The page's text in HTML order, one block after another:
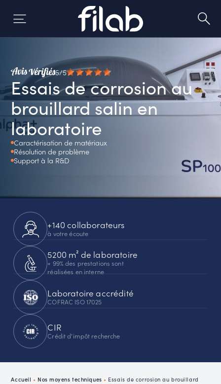
5/5
Essais de corrosion au
brouillard salin en
laboratoire
Caractérisation de matériaux
Résolution de problème
Support à la R&D
+140 collaborateurs
à votre écoute
5200 m² de laboratoire
+ 99% des prestations sont
réalisées en interne
Laboratoire accrédité
COFRAC ISO 17025
CIR
Crédit d'impôt recherche
Accueil • Nos moyens techniques • Essais de corrosion au brouillard